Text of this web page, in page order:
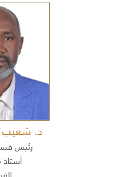
د. شعيب
رئيس